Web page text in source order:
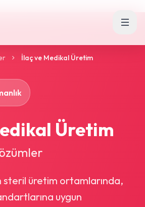
İlaç ve Medikal Üretim
Üretim
steril üretim ortamlarında,
uygun